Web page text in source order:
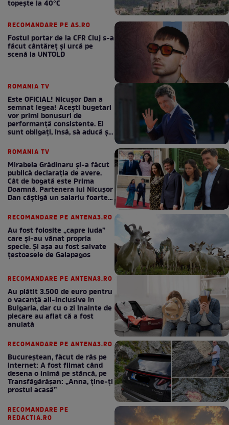
topește la 40°C
RECOMANDARE PE AS.RO
Fostul portar de la CFR Cluj s-a
făcut cântăreţ şi urcă pe
scenă la UNTOLD
ROMANIA TV
Este OFICIAL! Nicușor Dan a
semnat legea! Acești bugetari
vor primi bonusuri de
performanță consistente. Ei
sunt obligați, însă, să aducă și
ROMANIA TV
Mirabela Grădinaru și-a făcut
publică declarația de avere.
Cât de bogată este Prima
Doamnă. Partenera lui Nicușor
Dan câștigă un salariu foarte
RECOMANDARE PE ANTENA3.RO
Au fost folosite „capre Iuda”
care și-au vânat propria
specie. Și așa au fost salvate
țestoasele de Galapagos
RECOMANDARE PE ANTENA3.RO
Au plătit 3.500 de euro pentru
o vacanță all-inclusive în
Bulgaria, dar cu o zi înainte de
plecare au aflat că a fost
anulată
RECOMANDARE PE ANTENA3.RO
Bucureștean, făcut de râs pe
internet: A fost filmat când
desena o inimă pe stâncă, pe
Transfăgărășan: „Anna, ține-ți
prostul acasă”
RECOMANDARE PE
REDACTIA.RO